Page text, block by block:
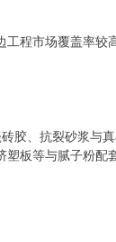
程市场覆盖率较
胶、抗裂砂浆与真
板等与腻子粉配